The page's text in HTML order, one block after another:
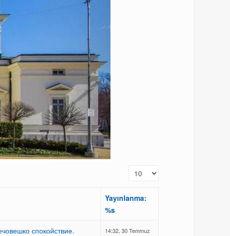
Görüntüleme Sayısı
Yayınlanma:
%s
спокойствие.
14:32, 30 Temmuz